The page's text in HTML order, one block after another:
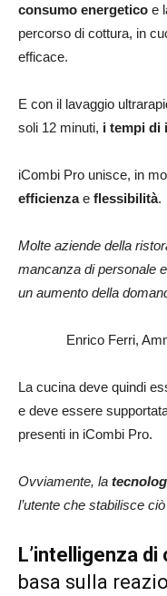
consumo energetico e
percorso di cottura, in
efficace.
E con il lavaggio
soli 12 minuti, i tempi di
iCombi Pro unisce, in
efficienzae flessibilità.
Molte aziende della
mancanza di personale
un aumento della
Enrico Ferri,
La cucina deve quindi
e deve essere
presenti in iCombi Pro.
Ovviamente, la
l’utente che stabilisce
L’intelligenza di
basa sulla